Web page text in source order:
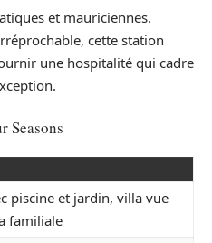
et mauriciennes.
cette station
une hospitalité qui cadre
Seasons
piscine et jardin, villa vue
familiale